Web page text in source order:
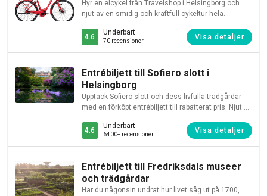
Hyr en elcykel från Travelshop i Helsingborg och
njut av en smidig och kraftfull cykeltur hela
äventyr – dessa cyklar gör det enkelt att ta sig 60–
70 km på en tur.
4.6
Underbart
70 recensioner Visa detaljer
Entrébiljett till Sofiero slott i
Helsingborg
Upptäck Sofiero slott och dess livfulla trädgårdar
med en förköpt entrébiljett till rabatterat pris. Njut av
för familjeutflykter, med utställningar, lekplatser och
rofylld natur.
4.6
Underbart
6400+ recensioner Visa detaljer
Entrébiljett till Fredriksdals museer
och trädgårdar
Har du någonsin undrat hur livet såg ut på 1700,